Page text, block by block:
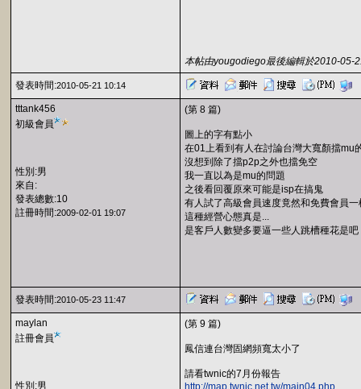
本帖由yougodiego最後編輯於2010-05-
發表時間:2010-05-21 10:14
tttank456
初級會員
性別:男
來自:
發表總數:10
註冊時間:2009-02-01 19:07
(第 8 篇)
圖上的字有點小
在01上看到有人在討論台灣大寬顏擋mu
沒想到除了擋p2p之外也擋免空
我一直以為是mu的問題
之後看回覆原來可能是isp在搞鬼
有人試了高級會員速度竟然和免費會員一
這種經營心態真是...
是客戶人數變多要逼一些人跳槽種花是吧
發表時間:2010-05-23 11:47
maylan
註冊會員
性別:男
(第 9 篇)
鳳信連台灣固網頻寬太小了
請看twnic的7月份報告
http://map.twnic.net.tw/main04.php